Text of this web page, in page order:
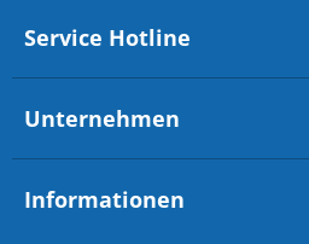
Service Hotline
Unternehmen
Informationen